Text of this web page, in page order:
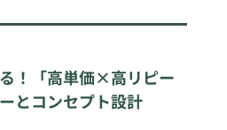
！「高単価×高リピー
とコンセプト設計